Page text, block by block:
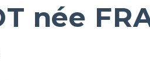
née